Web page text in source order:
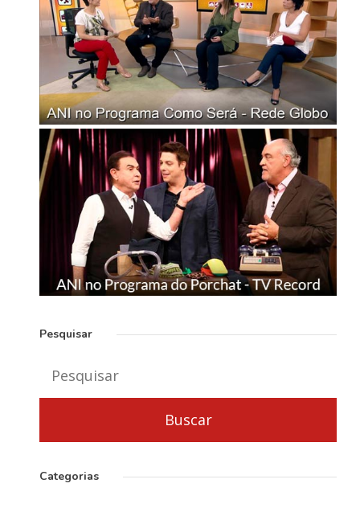
Pesquisar
Categorias